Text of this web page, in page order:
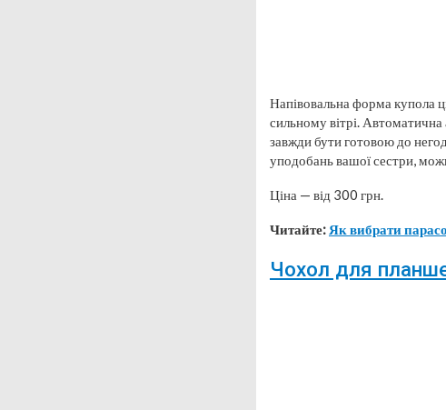
Напівовальна форма купола
сильному вітрі. Автоматична
завжди бути готовою до
уподобань вашої сестри,
Ціна — від 300 грн.
Читайте: Як вибрати
Чохол для